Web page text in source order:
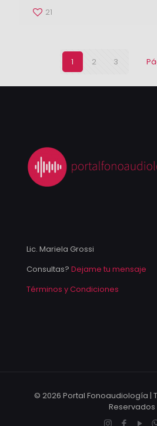
21
1 2 3
Lic. Mariela Grossi
Consultas? Dejame tu mensaje
Términos y Condiciones
© 2026 Portal Fonoaudiología |
Reservados